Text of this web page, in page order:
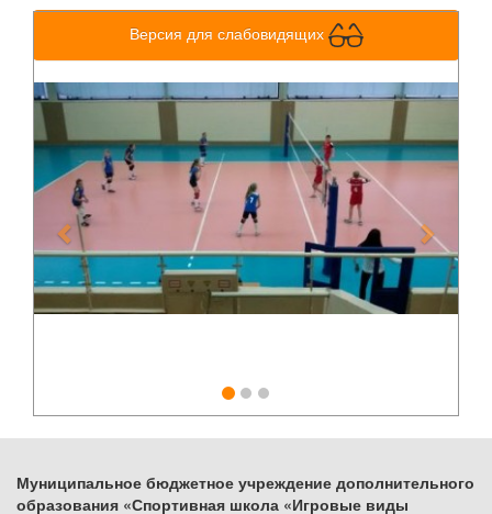
Версия для слабовидящих
Previous Next
Муниципальное бюджетное учреждение дополнительного
образования «Спортивная школа «Игровые виды